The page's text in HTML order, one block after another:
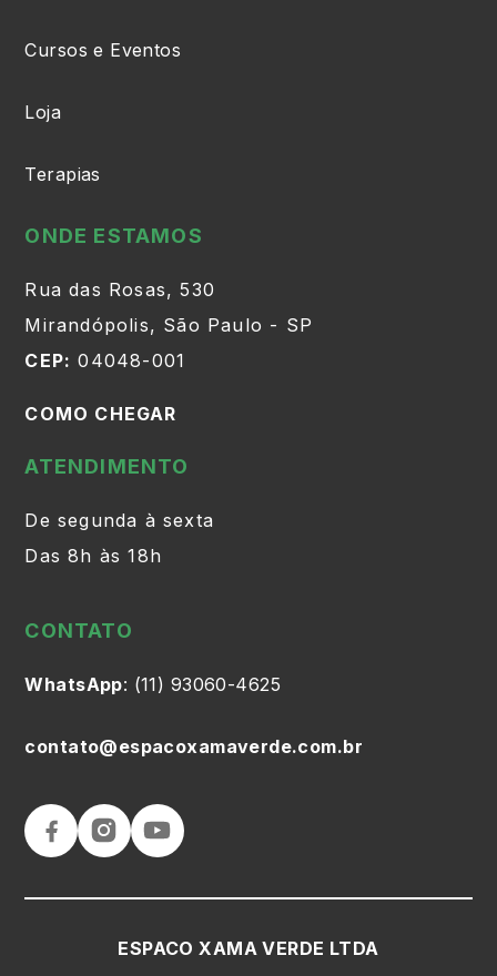
Cursos e Eventos
Loja
Terapias
ONDE ESTAMOS
Rua das Rosas, 530
Mirandópolis, São Paulo - SP
CEP: 04048-001
COMO CHEGAR
ATENDIMENTO
De segunda à sexta
Das 8h às 18h
CONTATO
WhatsApp: (11) 93060-4625
contato@espacoxamaverde.com.br
ESPACO XAMA VERDE LTDA